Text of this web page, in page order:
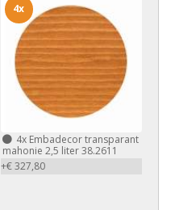
4xEmbadecor transparant
mahonie 2,5 liter 38.2611
+€ 327,80
4x